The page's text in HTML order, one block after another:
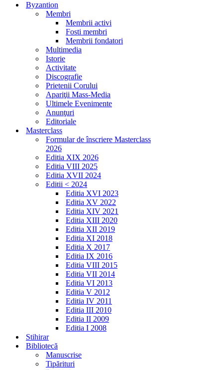
Byzantion
Membri
Membrii activi
Fosti membri
Membrii fondatori
Multimedia
Istorie
Activitate
Discografie
Prietenii Corului
Apariţii Mass-Media
Ultimele Evenimente
Anunţuri
Editoriale
Masterclass
Formular de înscriere Masterclass
2026
Editia XIX 2026
Editia VIII 2025
Editia XVII 2024
Editii < 2024
Editia XVI 2023
Editia XV 2022
Editia XIV 2021
Editia XIII 2020
Editia XII 2019
Editia XI 2018
Editia X 2017
Editia IX 2016
Editia VIII 2015
Editia VII 2014
Editia VI 2013
Editia V 2012
Editia IV 2011
Editia III 2010
Editia II 2009
Editia I 2008
Stihirar
Bibliotecă
Manuscrise
Tipărituri